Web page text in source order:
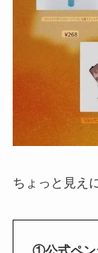
ちょっと見え